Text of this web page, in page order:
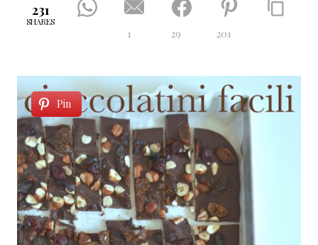
green
231
SHARES
1 29 201
Pin